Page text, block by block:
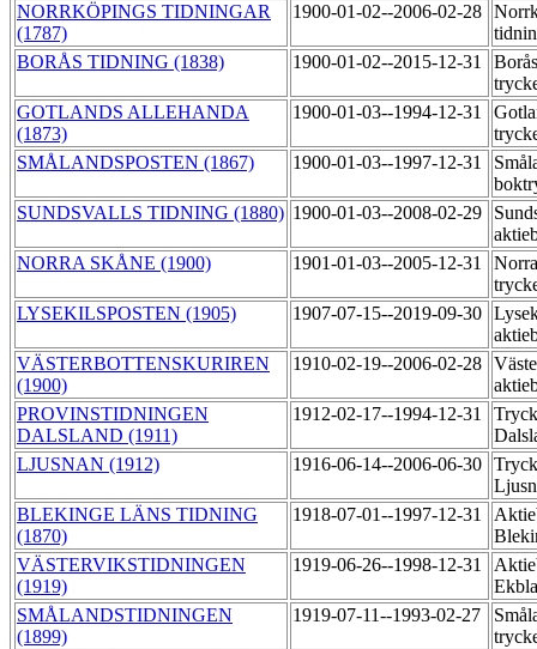
NORRKÖPINGS TIDNINGAR
(1787)
1900-01-02--2006-02-28
BORÅS TIDNING (1838)
1900-01-02--2015-12-31
GOTLANDS ALLEHANDA
(1873)
1900-01-03--1994-12-31
SMÅLANDSPOSTEN (1867)
1900-01-03--1997-12-31
SUNDSVALLS TIDNING (1880) 1900-01-03--2008-02-29
NORRA SKÅNE (1900)
1901-01-03--2005-12-31
LYSEKILSPOSTEN (1905)
1907-07-15--2019-09-30
VÄSTERBOTTENSKURIREN
(1900)
1910-02-19--2006-02-28
PROVINSTIDNINGEN
DALSLAND (1911)
1912-02-17--1994-12-31
LJUSNAN (1912)
1916-06-14--2006-06-30
BLEKINGE LÄNS TIDNING
(1870)
1918-07-01--1997-12-31
VÄSTERVIKSTIDNINGEN
(1919)
1919-06-26--1998-12-31
SMÅLANDSTIDNINGEN
(1899)
1919-07-11--1993-02-27